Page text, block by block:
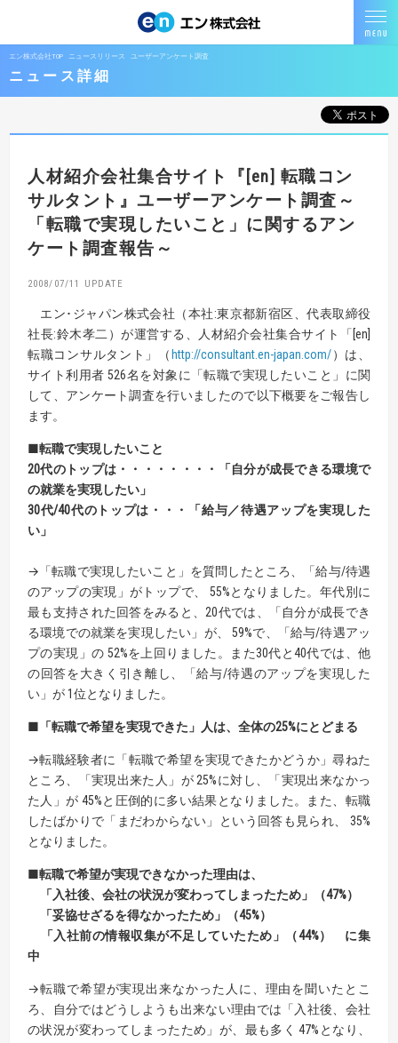
エン株式会社TOP ニュースリリース ユーザーアンケート調査
ニュース詳細
人材紹介会社集合サイト『[en] 転職コン
サルタント』ユーザーアンケート調査 ～
「転職で実現したいこと」に関するアン
ケート調査報告～
2008/07/11
エン･ジャパン株式会社（本社:東京都新宿区、代表取締役
社長:鈴木孝二）が運営する、人材紹介会社集合サイト「[en]
転職コンサルタント」（ http://consultant.en-japan.com/）は、
サイト利用者 526名を対象に「転職で実現したいこと」に関
して、アンケート調査を行いましたので以下概要をご報告し
ます。
■転職で実現したいこと
20代のトップは・・・・・・・・「自分が成長できる環境で
の就業を実現したい」
30代/40代のトップは・・・「給与／待遇アップを実現した
い」
→「転職で実現したいこと」を質問したところ、「給与/待遇
のアップの実現」がトップで、 55%となりました。年代別に
最も支持された回答をみると、20代では、「自分が成長でき
る環境での就業を実現したい」が、 59%で、「給与/待遇アッ
プの実現」の 52%を上回りました。また30代と40代では、他
の回答を大きく引き離し、「給与/待遇のアップを実現した
い」が 1位となりました。
■「転職で希望を実現できた」人は、全体の25%にとどまる
→転職経験者に「転職で希望を実現できたかどうか」尋ねた
ところ、「実現出来た人」が 25%に対し、「実現出来なかっ
た人」が 45%と圧倒的に多い結果となりました。また、転職
したばかりで「まだわからない」という回答も見られ、 35%
となりました。
■転職で希望が実現できなかった理由は、
「入社後、会社の状況が変わってしまったため」（47%）
「妥協せざるを得なかったため」（45%）
「入社前の情報収集が不足していたため」（44%） に集
中
→転職で希望が実現出来なかった人に、理由を聞いたとこ
ろ、自分ではどうしようも出来ない理由では「入社後、会社
の状況が変わってしまったため」が、最も多く 47%となり、